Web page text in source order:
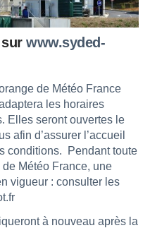
www.syded-
de Météo France
les horaires
Elles seront ouvertes le
afin d’assurer l’accueil
conditions.
Pendant toute
Météo France, une
vigueur : consulter les
à nouveau après la